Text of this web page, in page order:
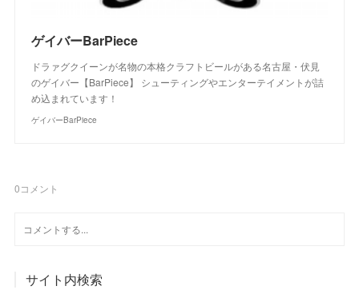
ゲイバーBarPiece
ドラァグクイーンが名物の本格クラフトビールがある名古屋・伏見
のゲイバー【BarPiece】 シューティングやエンターテイメントが詰
め込まれています！
ゲイバーBarPiece
0コメント
サイト内検索